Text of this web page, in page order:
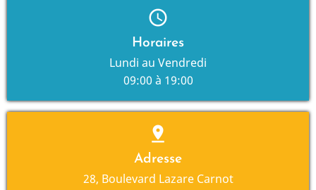
schedule
Horaires
Lundi au Vendredi
09:00 à 19:00
pin_drop
Adresse
28, Boulevard Lazare Carnot